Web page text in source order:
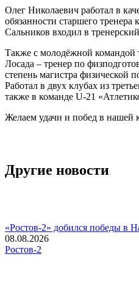
Олег Николаевич работал в
обязанности старшего тренера
Сальников входил в
Также с молодёжной командой
Лосада – тренер по
степень магистра физической
Работал в двух клубах из
также в команде U-21
Желаем удачи и побед в нашей
Другие новости
«Ростов-2» добился победы в
08.08.2026
Ростов-2